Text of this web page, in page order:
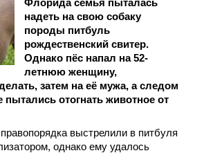
Флорида семья пыталась
надеть на свою собаку
породы питбуль
рождественский свитер.
Однако пёс напал на 52-
летнюю женщину,
затем на её мужа, а следом
отогнать животное от
выстрелили в питбуля
однако ему удалось